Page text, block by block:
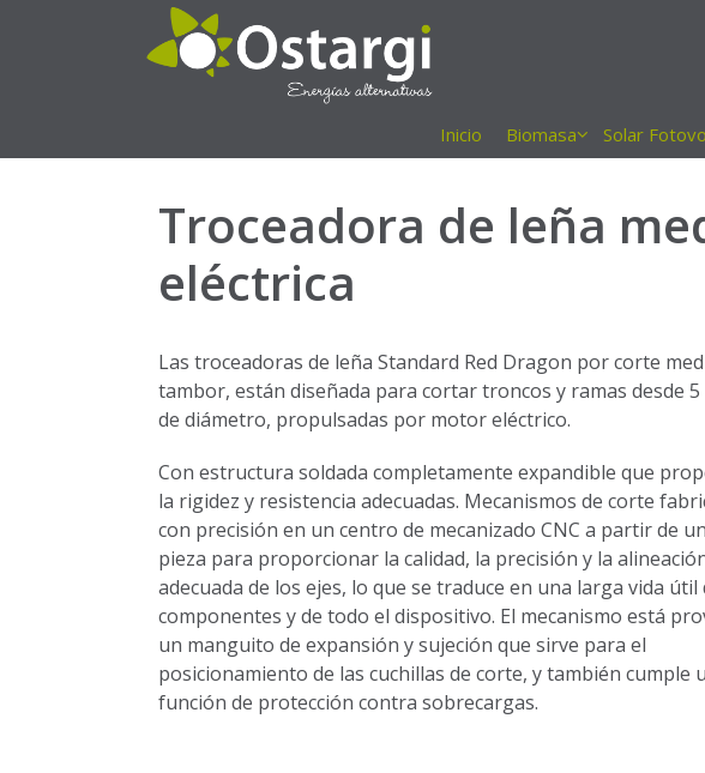
Inicio Biomasa Solar
Troceadora de leña
eléctrica
Las troceadoras de leña Standard Red Dragon por corte
tambor, están diseñada para cortar troncos y ramas desde 5
de diámetro, propulsadas por motor eléctrico.
Con estructura soldada completamente expandible que
la rigidez y resistencia adecuadas. Mecanismos de corte
con precisión en un centro de mecanizado CNC a partir de
pieza para proporcionar la calidad, la precisión y la
adecuada de los ejes, lo que se traduce en una larga vida útil
componentes y de todo el dispositivo. El mecanismo está
un manguito de expansión y sujeción que sirve para el
posicionamiento de las cuchillas de corte, y también cumple
función de protección contra sobrecargas.